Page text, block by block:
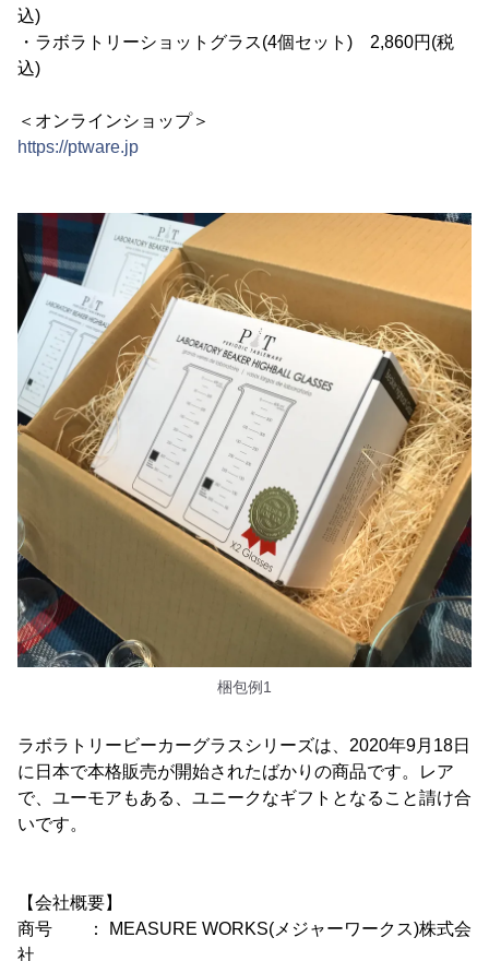
込)
・ラボラトリーショットグラス(4個セット) 2,860円(税
込)
＜オンラインショップ＞
https://ptware.jp
梱包例1
ラボラトリービーカーグラスシリーズは、2020年9月18日
に日本で本格販売が開始されたばかりの商品です。レア
で、ユーモアもある、ユニークなギフトとなること請け合
いです。
【会社概要】
商号 ： MEASURE WORKS(メジャーワークス)株式会
社